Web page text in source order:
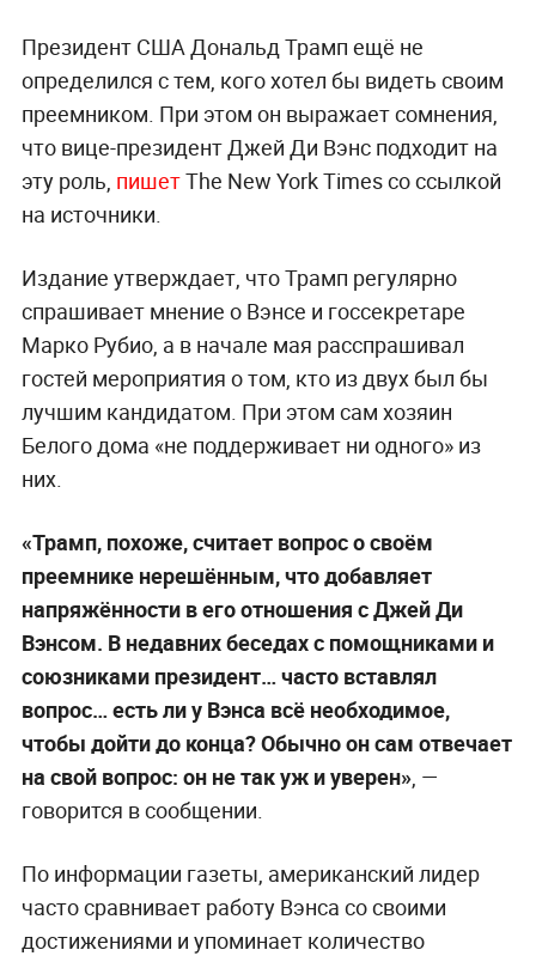
Президент США Дональд Трамп ещё не
определился с тем, кого хотел бы видеть своим
преемником. При этом он выражает сомнения,
что вице-президент Джей Ди Вэнс подходит на
эту роль, пишетThe New York Times со ссылкой
на источники.
Издание утверждает, что Трамп регулярно
спрашивает мнение о Вэнсе и госсекретаре
Марко Рубио, а в начале мая расспрашивал
гостей мероприятия о том, кто из двух был бы
лучшим кандидатом. При этом сам хозяин
Белого дома «не поддерживает ни одного» из
них.
«Трамп, похоже, считает вопрос о своём
преемнике нерешённым, что добавляет
напряжённости в его отношения с Джей Ди
Вэнсом. В недавних беседах с помощниками и
союзниками президент… часто вставлял
вопрос… есть ли у Вэнса всё необходимое,
чтобы дойти до конца? Обычно он сам отвечает
на свой вопрос: он не так уж и уверен», —
говорится в сообщении.
По информации газеты, американский лидер
часто сравнивает работу Вэнса со своими
достижениями и упоминает количество